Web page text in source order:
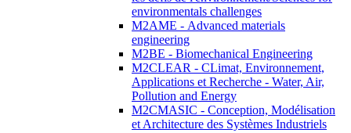
environmentals challenges
M2AME - Advanced materials
engineering
M2BE - Biomechanical Engineering
M2CLEAR - CLimat, Environnement,
Applications et Recherche - Water, Air,
Pollution and Energy
M2CMASIC - Conception, Modélisation
et Architecture des Systèmes Industriels